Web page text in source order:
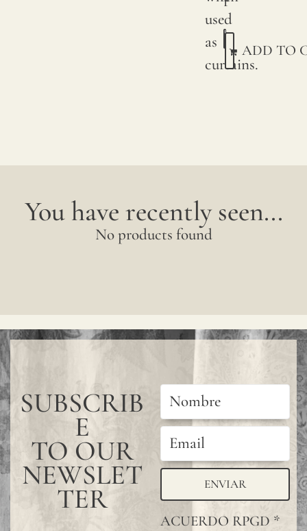
used
as
curtains.
ADD TO
You have recently seen...
No products found
SUBSCRIB
E
TO OUR
NEWSLET
TER ENVIAR
ACUERDO RPGD *